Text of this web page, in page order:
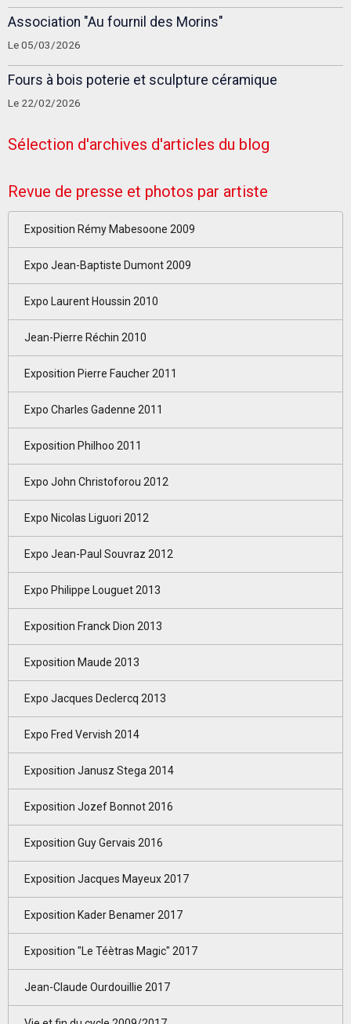
Association "Au fournil des Morins"
Le 05/03/2026
Fours à bois poterie et sculpture céramique
Le 22/02/2026
Sélection d'archives d'articles du blog
Revue de presse et photos par artiste
Exposition Rémy Mabesoone 2009
Expo Jean-Baptiste Dumont 2009
Expo Laurent Houssin 2010
Jean-Pierre Réchin 2010
Exposition Pierre Faucher 2011
Expo Charles Gadenne 2011
Exposition Philhoo 2011
Expo John Christoforou 2012
Expo Nicolas Liguori 2012
Expo Jean-Paul Souvraz 2012
Expo Philippe Louguet 2013
Exposition Franck Dion 2013
Exposition Maude 2013
Expo Jacques Declercq 2013
Expo Fred Vervish 2014
Exposition Janusz Stega 2014
Exposition Jozef Bonnot 2016
Exposition Guy Gervais 2016
Exposition Jacques Mayeux 2017
Exposition Kader Benamer 2017
Exposition "Le Téètras Magic" 2017
Jean-Claude Ourdouillie 2017